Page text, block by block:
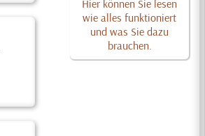
Hier können Sie lesen
wie alles funktioniert
und was Sie dazu
brauchen.